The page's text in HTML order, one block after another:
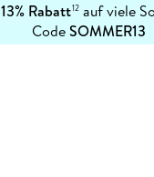
13% Rabatt12auf viele
CodeSOMMER13